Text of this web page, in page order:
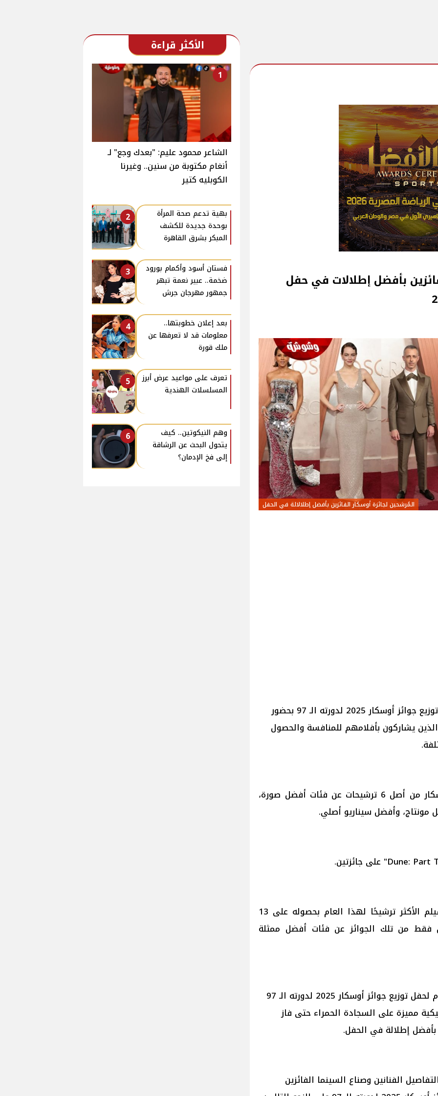
بأفضل إطلالات في حفل
المُرشحين لجائزة أوسكار الفائزين بأفضل إطلالالة في الحفل
في الساعات الماضية انطلق حفل توزيع جوائز أوسكار 2025 لدورته الـ 97 بحضور
يشاركون بأفلامهم للمنافسة والحصول
وفاز فيلم "Anora" بـ 5 جوائز أوسكار من أصل 6 ترشيحات عن فئات أفضل صورة،
وأفضل سيناريو أصلي.
ولكن فيلم Emilia Pérez كان الفيلم الأكثر ترشيحًا لهذا العام بحصوله على 13
فقط من تلك الجوائز عن فئات أفضل ممثلة
وخلال حضور الممثلين وصناع الأفلام لحفل توزيع جوائز أوسكار 2025 لدورته الـ 97
مميزة على السجادة الحمراء حتى فاز
إطلالة في الحفل.
الفنانين وصناع السينما الفائزين
الأكثر قراءة
1
الشاعر محمود عليم: "بعدك وجع" لـ
أنغام مكتوبة من سنين.. وغيرنا
الكوبليه كتير
2
بهية تدعم صحة المرأة
بوحدة جديدة للكشف
المبكر بشرق القاهرة
3
فستان أسود وأكمام بورود
ضخمة.. عبير نعمة تبهر
جمهور مهرجان جرش
4
بعد إعلان خطوبتها..
معلومات قد لا تعرفها عن
ملك قورة
5
تعرف على مواعيد عرض أبرز
المسلسلات الهندية
6
وهم النيكوتين.. كيف
يتحول البحث عن الرشاقة
إلى فخ الإدمان؟